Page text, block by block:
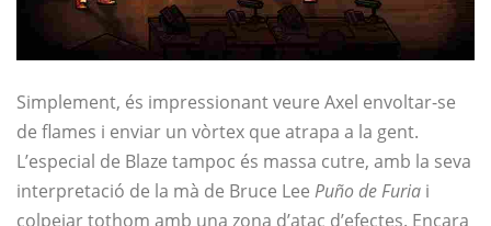
Simplement, és impressionant veure Axel envoltar-se
de flames i enviar un vòrtex que atrapa a la gent.
L’especial de Blaze tampoc és massa cutre, amb la seva
interpretació de la mà de Bruce Lee Puño de Furia i
colpejar tothom amb una zona d’atac d’efectes. Encara